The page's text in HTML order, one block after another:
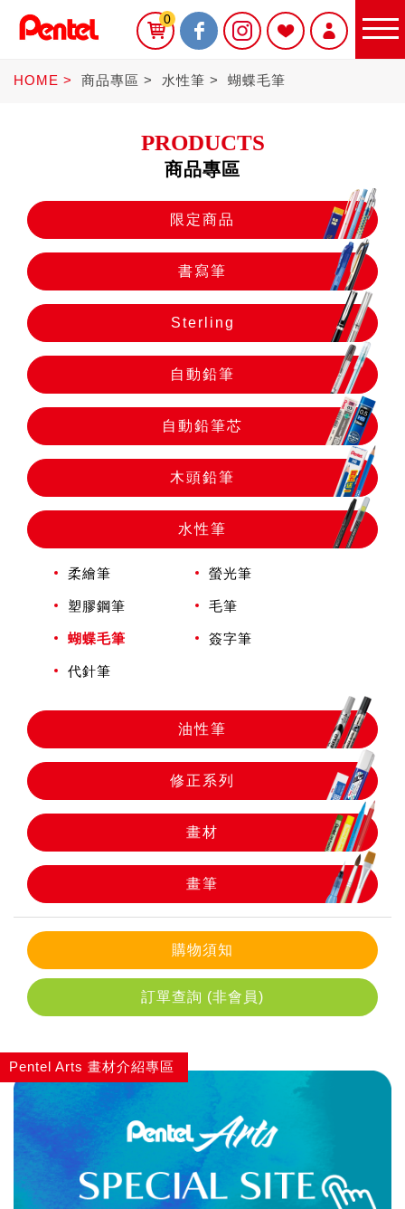
限定商品
自動鉛筆
自動鉛筆芯
木頭鉛筆
水性筆
修正系列
畫材
畫筆
0
HOME 商品專區 水性筆 蝴蝶毛筆
PRODUCTS
商品專區
限定商品
書寫筆
Sterling
自動鉛筆
自動鉛筆芯
木頭鉛筆
水性筆
柔繪筆 螢光筆
塑膠鋼筆 毛筆
蝴蝶毛筆 簽字筆
代針筆
油性筆
修正系列
畫材
畫筆
購物須知
訂單查詢 (非會員)
Pentel Arts 畫材介紹專區